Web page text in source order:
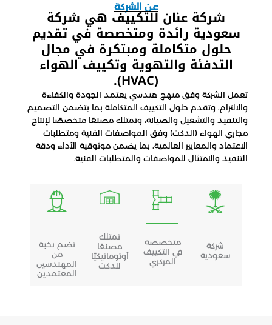
عن الشركة
شركة عنان للتكييف هي شركة
سعودية رائدة ومتخصصة في تقديم
حلول متكاملة ومبتكرة في مجال
التدفئة والتهوية وتكييف الهواء
(HVAC).
تعمل الشركة وفق منهج هندسي يعتمد الجودة والكفاءة
والالتزام، وتقدم حلول التكييف المتكاملة بما يتضمن التصميم
والتنفيذ والتشغيل والصيانة، وتمتلك مصنعًا متخصصًا لإنتاج
مجاري الهواء (الدكت) وفق المواصفات الفنية ومتطلبات
الاعتماد والمعايير العالمية، بما يضمن موثوقية الأداء ودقة
التنفيذ والامتثال للمواصفات والمتطلبات الفنية.
شركة
سعودية
متخصصة
في التكييف
المركزي
تمتلك
مصنعًا
أوتوماتيكيًا
للدكت
تضم نخبة
من
المهندسين
المعتمدين